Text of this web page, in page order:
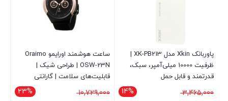
پاوربانک Xkin مدل XK-PB213 |
ظرفیت 10000 میلی‌آمپر، سبک،
قدرتمند و قابل حمل
14% 3,465,000قیمت
ساعت هوشمند اورایمو Oraimo
OSW-23N | طراحی شیک |
قابلیت‌های سلامت | گارانتی
شرکتی
23% 10,729,000قیمت